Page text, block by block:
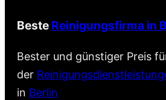
Beste Reinigungsfirma in
Bester und günstiger Preis
der
in Berlin